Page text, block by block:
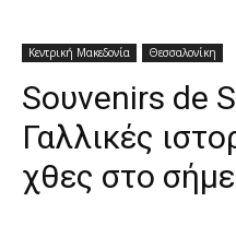
Κεντρική Μακεδονία Θεσσαλονίκη
Soυvenirs de
Γαλλικές
χθες στο